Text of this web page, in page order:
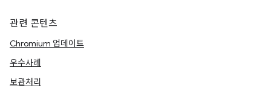
관련 콘텐츠
Chromium 업데이트
우수사례
보관처리